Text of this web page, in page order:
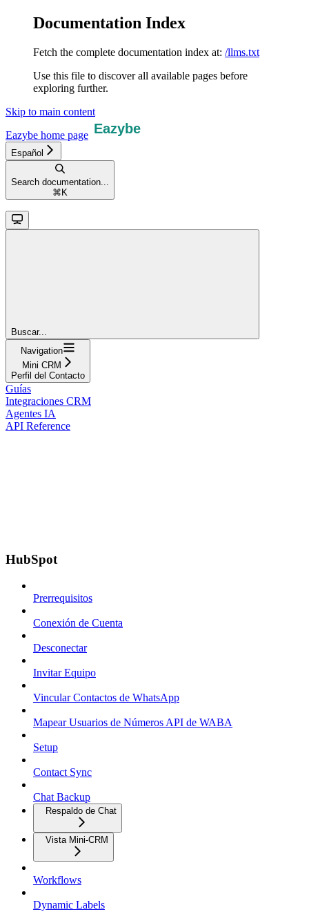
Documentation Index
Fetch the complete documentation index at: /llms.txt
Use this file to discover all available pages before
exploring further.
Skip to main content
Eazybe home page
Español
Search documentation...
⌘ K
Buscar...
Navigation
Mini CRM
Perfil del Contacto
Guías
Integraciones CRM
Agentes IA
API Reference
HubSpot
Prerrequisitos
Conexión de Cuenta
Desconectar
Invitar Equipo
Vincular Contactos de WhatsApp
Mapear Usuarios de Números API de WABA
Setup
Contact Sync
Chat Backup
Respaldo de Chat
Vista Mini-CRM
Workflows
Dynamic Labels